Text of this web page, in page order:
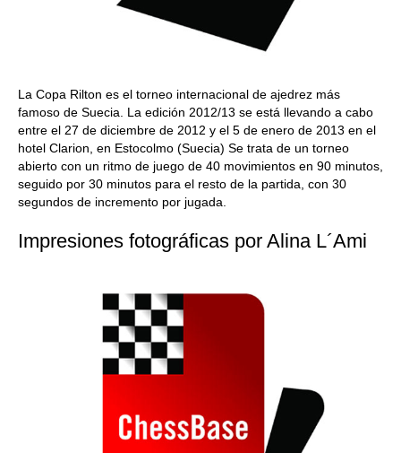
La Copa Rilton es el torneo internacional de ajedrez más
famoso de Suecia. La edición 2012/13 se está llevando a cabo
entre el 27 de diciembre de 2012 y el 5 de enero de 2013 en el
hotel Clarion, en Estocolmo (Suecia) Se trata de un torneo
abierto con un ritmo de juego de 40 movimientos en 90 minutos,
seguido por 30 minutos para el resto de la partida, con 30
segundos de incremento por jugada.
Impresiones fotográficas por Alina L´Ami